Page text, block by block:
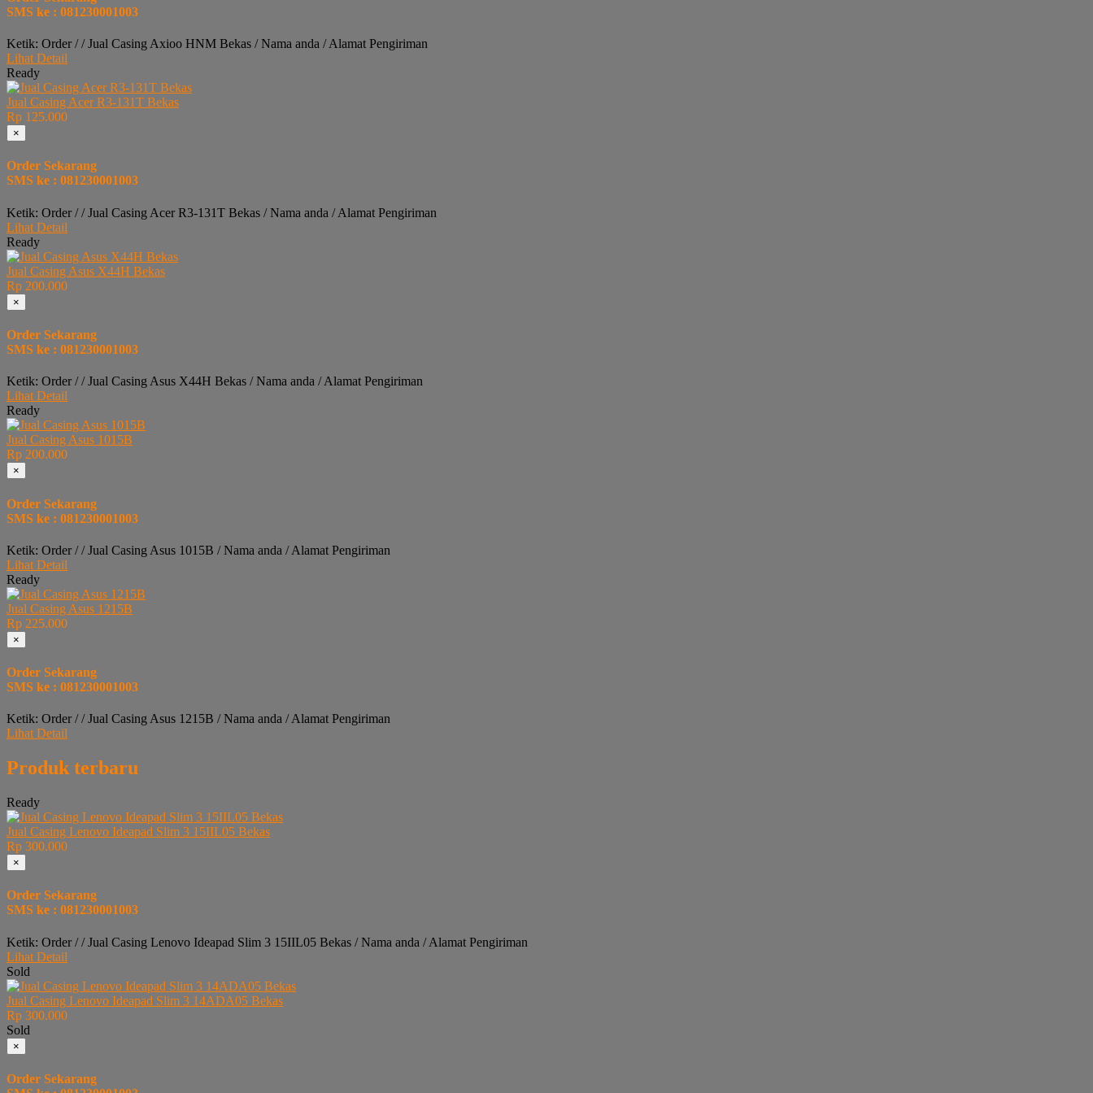
SMS ke : 081230001003
Ketik: Order / / Jual Casing Axioo HNM Bekas / Nama anda / Alamat Pengiriman
Lihat Detail
Ready
Jual Casing Acer R3-131T Bekas
Rp 125.000
×
Order Sekarang
SMS ke : 081230001003
Ketik: Order / / Jual Casing Acer R3-131T Bekas / Nama anda / Alamat Pengiriman
Lihat Detail
Ready
Jual Casing Asus X44H Bekas
Rp 200.000
×
Order Sekarang
SMS ke : 081230001003
Ketik: Order / / Jual Casing Asus X44H Bekas / Nama anda / Alamat Pengiriman
Lihat Detail
Ready
Jual Casing Asus 1015B
Rp 200.000
×
Order Sekarang
SMS ke : 081230001003
Ketik: Order / / Jual Casing Asus 1015B / Nama anda / Alamat Pengiriman
Lihat Detail
Ready
Jual Casing Asus 1215B
Rp 225.000
×
Order Sekarang
SMS ke : 081230001003
Ketik: Order / / Jual Casing Asus 1215B / Nama anda / Alamat Pengiriman
Lihat Detail
Produk terbaru
Ready
Jual Casing Lenovo Ideapad Slim 3 15IIL05 Bekas
Rp 300.000
×
Order Sekarang
SMS ke : 081230001003
Ketik: Order / / Jual Casing Lenovo Ideapad Slim 3 15IIL05 Bekas / Nama anda / Alamat Pengiriman
Lihat Detail
Sold
Jual Casing Lenovo Ideapad Slim 3 14ADA05 Bekas
Rp 300.000
Sold
×
Order Sekarang